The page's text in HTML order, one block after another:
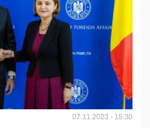
07.11.2023 - 15:30